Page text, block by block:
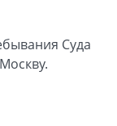
Суда